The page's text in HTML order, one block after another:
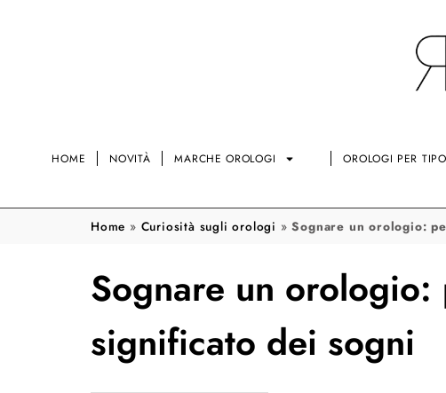
HOME NOVITÀ MARCHE OROLOGI OROLOGI PER TIPO
Home » Curiosità sugli orologi »Sognare un orologio:
Sognare un
significato dei sogni